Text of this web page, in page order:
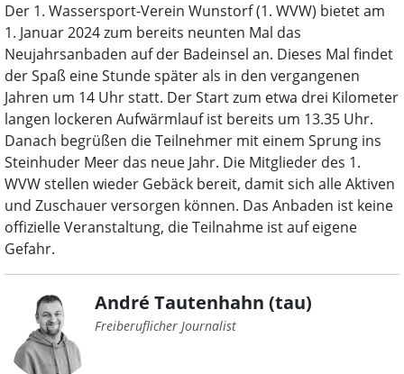
Der 1. Wassersport-Verein Wunstorf (1. WVW) bietet am
1. Januar 2024 zum bereits neunten Mal das
Neujahrsanbaden auf der Badeinsel an. Dieses Mal findet
der Spaß eine Stunde später als in den vergangenen
Jahren um 14 Uhr statt. Der Start zum etwa drei Kilometer
langen lockeren Aufwärmlauf ist bereits um 13.35 Uhr.
Danach begrüßen die Teilnehmer mit einem Sprung ins
Steinhuder Meer das neue Jahr. Die Mitglieder des 1.
WVW stellen wieder Gebäck bereit, damit sich alle Aktiven
und Zuschauer versorgen können. Das Anbaden ist keine
offizielle Veranstaltung, die Teilnahme ist auf eigene
Gefahr.
André Tautenhahn (tau)
Freiberuflicher Journalist